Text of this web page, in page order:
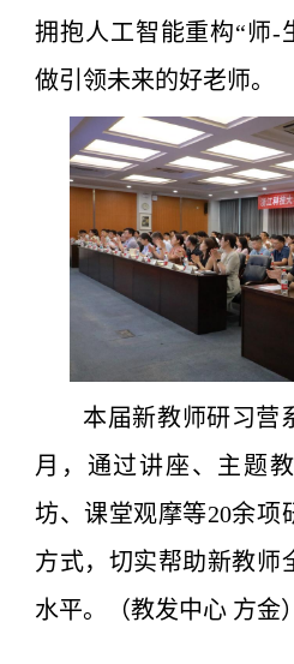
拥抱人工智能重构“师-
做引领未来的好老师。
本届新教师研习营
月，通过讲座、主题
坊、课堂观摩等20余项
方式，切实帮助新教师
水平。（教发中心 方金）